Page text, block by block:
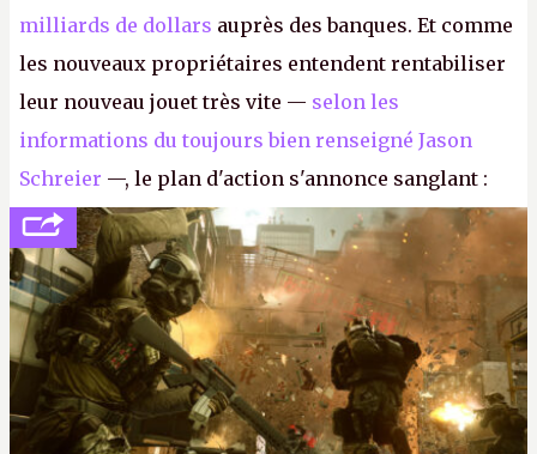
milliards de dollars auprès des banques. Et comme
les nouveaux propriétaires entendent rentabiliser
leur nouveau jouet très vite — selon les
informations du toujours bien renseigné Jason
Schreier —, le plan d'action s'annonce sanglant :
réductions de coûts drastiques, fermetures de
studios et licenciements massifs. En gros, essorer
FCetBattlefield, puis virer le reste.P.